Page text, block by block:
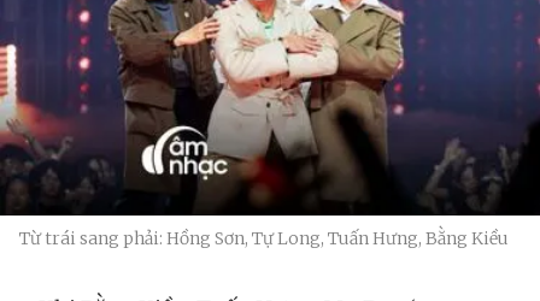
Từ trái sang phải: Hồng Sơn, Tự Long, Tuấn Hưng, Bằng Kiều